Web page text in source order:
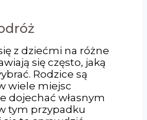
z dziećmi na różne
się często, jaką
Rodzice są
wiele miejsc
dojechać własnym
tym przypadku